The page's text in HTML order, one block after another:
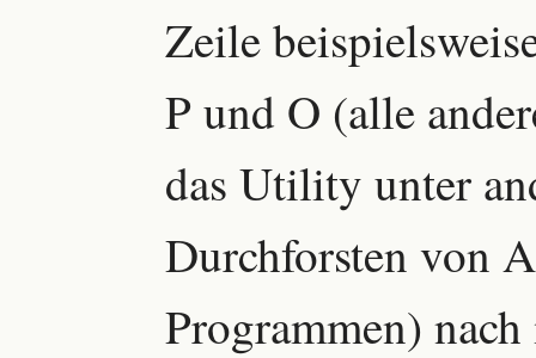
Zeile
P und O (alle
das Utility unter
Durchforsten von
Programmen)